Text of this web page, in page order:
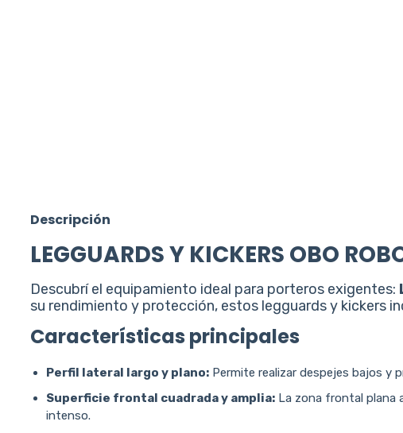
Descripción
LEGGUARDS Y KICKERS OBO
Descubrí el equipamiento ideal para porteros exigentes:
su rendimiento y protección, estos legguards y kickers
Características principales
Perfil lateral largo y plano: Permite realizar despejes bajos y
Superficie frontal cuadrada y amplia: La zona frontal plana
intenso.